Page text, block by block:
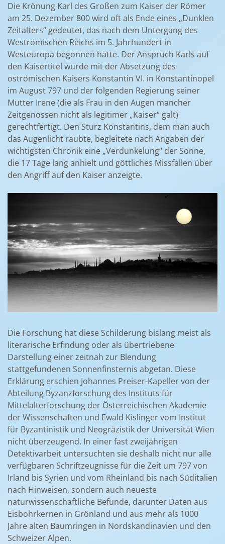
Die Krönung Karl des Großen zum Kaiser der Römer
am 25. Dezember 800 wird oft als Ende eines „Dunklen
Zeitalters“ gedeutet, das nach dem Untergang des
Weströmischen Reichs im 5. Jahrhundert in
Westeuropa begonnen hätte. Der Anspruch Karls auf
den Kaisertitel wurde mit der Absetzung des
oströmischen Kaisers Konstantin VI. in Konstantinopel
im August 797 und der folgenden Regierung seiner
Mutter Irene (die als Frau in den Augen mancher
Zeitgenossen nicht als legitimer „Kaiser“ galt)
gerechtfertigt. Den Sturz Konstantins, dem man auch
das Augenlicht raubte, begleitete nach Angaben der
wichtigsten Chronik eine „Verdunkelung“ der Sonne,
die 17 Tage lang anhielt und göttliches Missfallen über
den Angriff auf den Kaiser anzeigte.
Die Forschung hat diese Schilderung bislang meist als
literarische Erfindung oder als übertriebene
Darstellung einer zeitnah zur Blendung
stattgefundenen Sonnenfinsternis abgetan. Diese
Erklärung erschien Johannes Preiser-Kapeller von der
Abteilung Byzanzforschung des Instituts für
Mittelalterforschung der Österreichischen Akademie
der Wissenschaften und Ewald Kislinger vom Institut
für Byzantinistik und Neogräzistik der Universität Wien
nicht überzeugend. In einer fast zweijährigen
Detektivarbeit untersuchten sie deshalb nicht nur alle
verfügbaren Schriftzeugnisse für die Zeit um 797 von
Irland bis Syrien und vom Rheinland bis nach Süditalien
nach Hinweisen, sondern auch neueste
naturwissenschaftliche Befunde, darunter Daten aus
Eisbohrkernen in Grönland und aus mehr als 1000
Jahre alten Baumringen in Nordskandinavien und den
Schweizer Alpen.